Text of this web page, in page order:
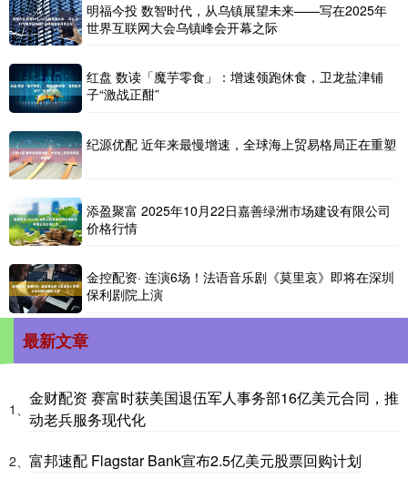
明福今投 数智时代，从乌镇展望未来——写在2025年
世界互联网大会乌镇峰会开幕之际
红盘 数读「魔芋零食」：增速领跑休食，卫龙盐津铺
子“激战正酣”
纪源优配 近年来最慢增速，全球海上贸易格局正在重塑
添盈聚富 2025年10月22日嘉善绿洲市场建设有限公司
价格行情
金控配资· 连演6场！法语音乐剧《莫里哀》即将在深圳
保利剧院上演
最新文章
1、
金财配资 赛富时获美国退伍军人事务部16亿美元合同，推
动老兵服务现代化
2、 富邦速配 Flagstar Bank宣布2.5亿美元股票回购计划